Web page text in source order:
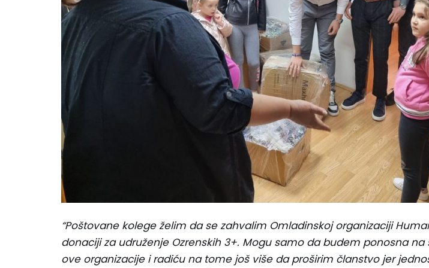
“Poštovane kolege želim da se zahvalim Omladinskoj organizaciji
donaciji za udruženje Ozrenskih 3+. Mogu samo da budem ponosna
ove organizacije i radiću na tome još više da proširim članstvo jer